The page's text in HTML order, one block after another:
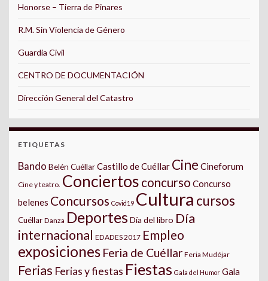
Honorse – Tierra de Pinares
R.M. Sin Violencia de Género
Guardia Civil
CENTRO DE DOCUMENTACIÓN
Dirección General del Catastro
ETIQUETAS
Bando Belén CuéllarCastillo de Cuéllar Cine Cineforum
Cine y teatro. Conciertos concurso Concurso
belenes Concursos Covid19 Cultura cursos
Cuéllar Danza Deportes Día del libro Día
internacional EDADES 2017 Empleo
exposiciones Feria de Cuéllar Feria Mudéjar
Ferias Ferias y fiestas Fiestas Gala del Humor Gala